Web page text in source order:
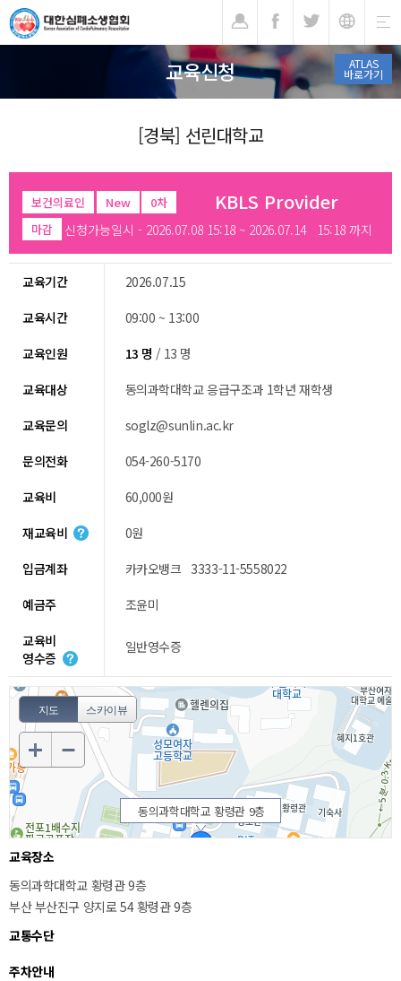
ATLAS
바로가기
교육신청
[경북] 선린대학교
보건의료인 New 0차 KBLS Provider
마감 신청가능일시 - 2026.07.08 15:18 ~ 2026.07.14 15:18 까지
교육기간
2026.07.15
교육시간
09:00 ~ 13:00
교육인원
13 명 / 13 명
교육대상
동의과학대학교 응급구조과 1학년 재학생
교육문의
soglz@sunlin.ac.kr
문의전화
054-260-5170
교육비
60,000원
재교육비
0원
입금계좌
카카오뱅크 3333-11-5558022
예금주
조윤미
교육비
영수증
일반영수증
지도 스카이뷰
동의과학대학교 황령관 9층
교육장소
동의과학대학교 황령관 9층
부산 부산진구 양지로 54 황령관 9층
교통수단
주차안내